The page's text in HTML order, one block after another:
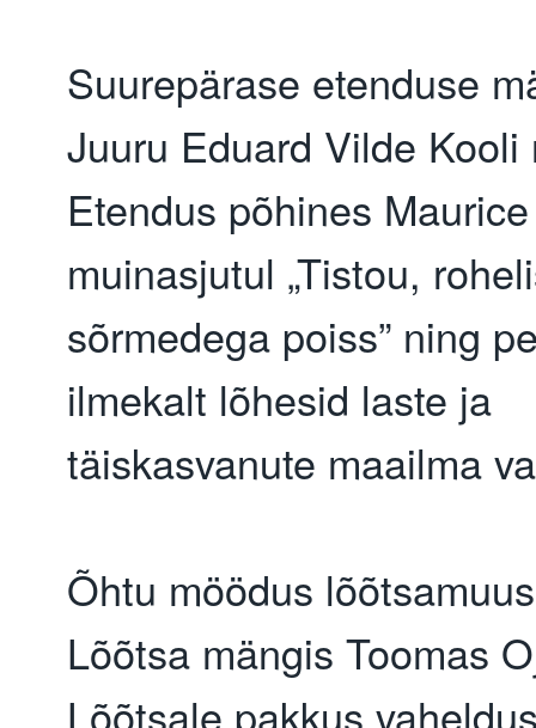
Suurepärase etenduse
Juuru Eduard Vilde Kooli
Etendus põhines
muinasjutul „Tistou,
sõrmedega poiss” ning
ilmekalt lõhesid laste ja
täiskasvanute maailma
Õhtu möödus
Lõõtsa mängis Toomas
Lõõtsale pakkus